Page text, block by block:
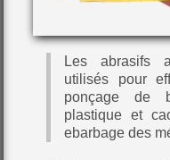
Les abrasifs
utilisés pour
ponçage de
plastique et
ebarbage des